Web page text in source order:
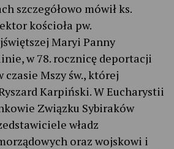
szczegółowo mówił ks.
kościoła pw.
Maryi Panny
w 78. rocznicę deportacji
czasie Mszy św., której
Karpiński. W Eucharystii
Związku Sybiraków
władz
oraz wojskowi i